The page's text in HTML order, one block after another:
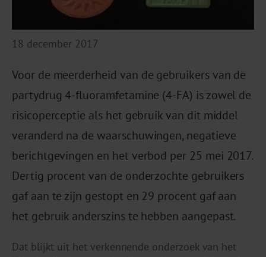
18 december 2017
Voor de meerderheid van de gebruikers van de
partydrug 4-fluoramfetamine (4-FA) is zowel de
risicoperceptie als het gebruik van dit middel
veranderd na de waarschuwingen, negatieve
berichtgevingen en het verbod per 25 mei 2017.
Dertig procent van de onderzochte gebruikers
gaf aan te zijn gestopt en 29 procent gaf aan
het gebruik anderszins te hebben aangepast.
Dat blijkt uit het verkennende onderzoek van het